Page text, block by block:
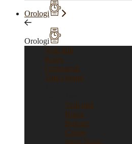
Orologi
Orologi
Vedi tutti
Rolex
Cronografi
Tutti i brand
Vedi tutti
Rolex
Bulgari
Cartier
Mont Blanc